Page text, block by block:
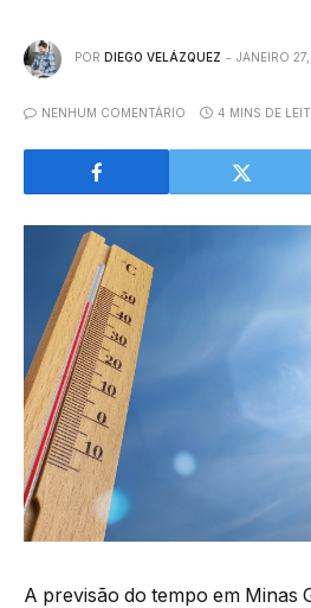
POR DIEGO VELÁZQUEZ JANEIRO
NENHUM COMENTÁRIO 4 MINS DE
A previsão do tempo em Minas